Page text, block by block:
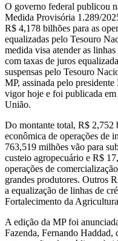
O governo federal publicou
Medida Provisória 1.289/
R$ 4,178 bilhões para as
equalizadas pelo Tesouro
medida visa atender as
com taxas de juros
suspensas pelo Tesouro
MP, assinada pelo
vigor hoje e foi publicada
União.
Do montante total, R$ 2,752
econômica de operações de
763,519 milhões vão para
custeio agropecuário e R$
operações de
grandes produtores. Outros
a equalização de linhas de
Fortalecimento da
A edição da MP foi
Fazenda, Fernando Haddad,